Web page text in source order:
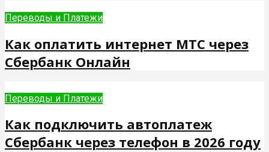
Переводы и Платежи
Как оплатить интернет МТС через
Сбербанк Онлайн
Переводы и Платежи
Как подключить автоплатеж
Сбербанк через телефон в 2026 году